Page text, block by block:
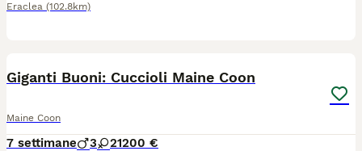
Eraclea (102.8km)
Giganti Buoni: Cuccioli Maine Coon
Maine Coon
7 settimane 3 21200 €